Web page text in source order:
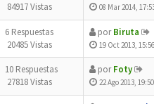
84917 Vistas
08 Mar 2014,
6 Respuestas
20485 Vistas
porBiruta
19 Oct 2013, 15:56
10 Respuestas
27818 Vistas
porFoty
22 Ago 2013, 19:50